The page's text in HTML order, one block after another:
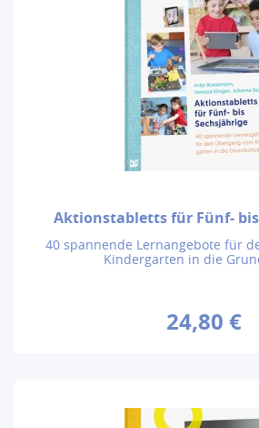
Aktionstabletts für Fünf-
40 spannende Lernangebote für
Kindergarten in die
24,80 €